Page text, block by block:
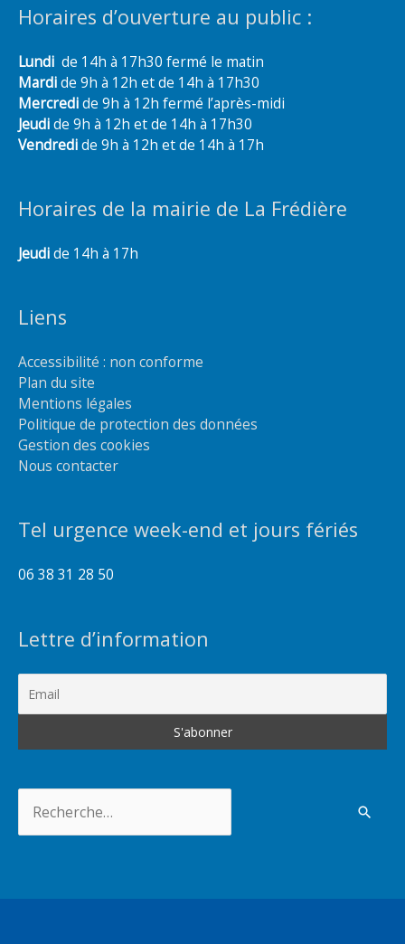
Horaires d’ouverture au public :
Lundi de 14h à 17h30 fermé le matin
Mardide 9h à 12h et de 14h à 17h30
Mercredide 9h à 12h fermé l’après-midi
Jeudide 9h à 12h et de 14h à 17h30
Vendredide 9h à 12h et de 14h à 17h
Horaires de la mairie de La Frédière
Jeudide 14h à 17h
Liens
Accessibilité : non conforme
Plan du site
Mentions légales
Politique de protection des données
Gestion des cookies
Nous contacter
Tel urgence week-end et jours fériés
06 38 31 28 50
Lettre d’information